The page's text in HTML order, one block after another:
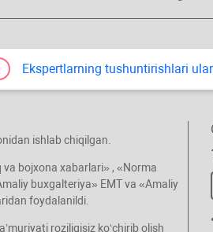
Ekspertlarning tushuntirishlari
ishlab chiqilgan.
bojхona хabarlari» , «Norma
buхgalteriya» EMT va «Amaliy
foydalanildi.
roziligisiz koʻchirib olish